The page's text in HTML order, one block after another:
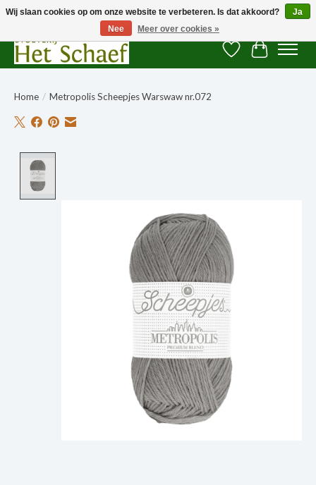
Verlanglijst
Home / Metropolis Scheepjes Warswaw nr.072
Wij slaan cookies op om onze website te verbeteren. Is dat akkoord?
Ja
Nee
Meer over cookies »